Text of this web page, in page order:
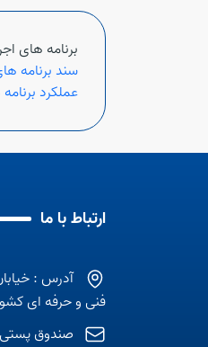
برنامه های
سند برنامه های
عملکرد
ارتباط با ما
آدرس :
فنی و حرفه ای
صندوق پستی : 818/